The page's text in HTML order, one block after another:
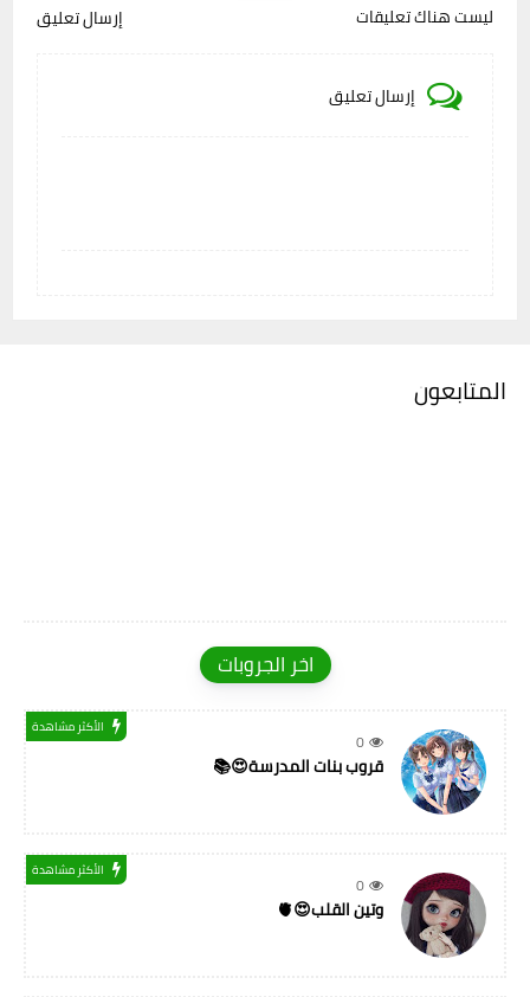
ليست هناك تعليقات إرسال تعليق
إرسال تعليق
المتابعون
اخر الجروبات
0
الأكثر مشاهدة
قروب بنات المدرسة😍📚
0
الأكثر مشاهدة
وتين القلب😍🫀